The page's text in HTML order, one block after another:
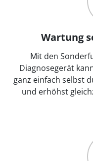
Wartung
Mit den
Diagnosegerät
ganz einfach selbst
und erhöhst